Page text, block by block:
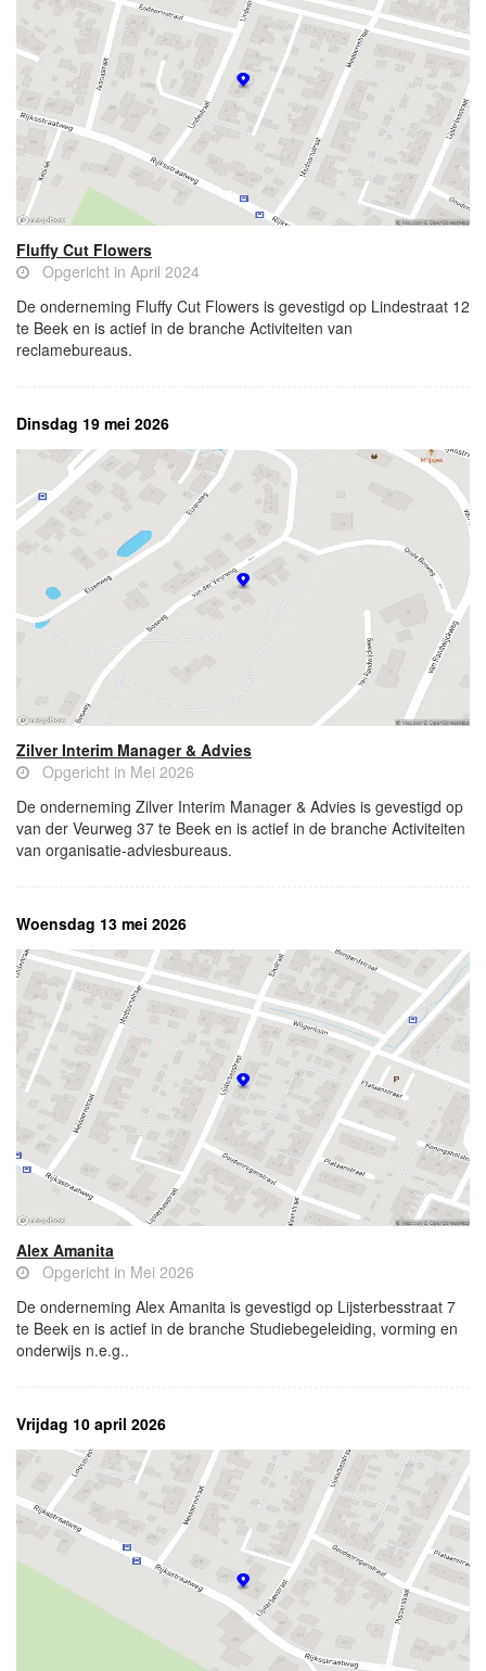
Fluffy Cut Flowers
Opgericht in April 2024
De onderneming Fluffy Cut Flowers is gevestigd op Lindestraat 12
te Beek en is actief in de branche Activiteiten van
reclamebureaus.
Dinsdag 19 mei 2026
Zilver Interim Manager & Advies
Opgericht in Mei 2026
De onderneming Zilver Interim Manager & Advies is gevestigd op
van der Veurweg 37 te Beek en is actief in de branche Activiteiten
van organisatie-adviesbureaus.
Woensdag 13 mei 2026
Alex Amanita
Opgericht in Mei 2026
De onderneming Alex Amanita is gevestigd op Lijsterbesstraat 7
te Beek en is actief in de branche Studiebegeleiding, vorming en
onderwijs n.e.g..
Vrijdag 10 april 2026